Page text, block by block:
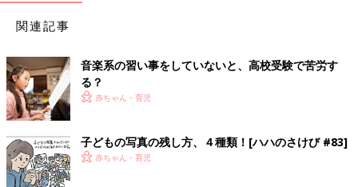
関連記事
音楽系の習い事をしていないと、高校受験で苦労す
る？
赤ちゃん・育児
子どもの写真の残し方、４種類！[ハハのさけび #83]
赤ちゃん・育児